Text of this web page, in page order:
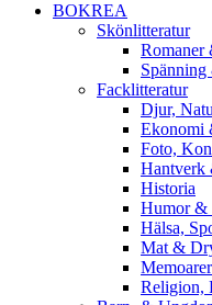
BOKREA
Skönlitteratur
Facklitteratur
Djur,
Ekonomi
Foto,
Hantverk
Historia
Humor &
Hälsa,
Mat &
Religion,